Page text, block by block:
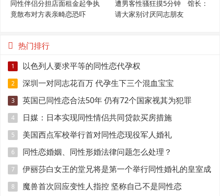
同性伴侣分担店面租金起争执
竟散布对方表亲畸恋恐吓
遭男客性骚狂摸5分钟 馆长：
请大家别讨厌同志朋友
热门排行
1 以色列人要求平等的同性恋代孕权
2 深圳一对同志花百万 代孕生下三个混血宝宝
3 英国已同性恋合法50年 仍有72个国家视其为犯罪
4 日媒：日本实现同性情侣共同贷款买房措施
5 美国西点军校举行首对同性恋现役军人婚礼
6 同性恋婚姻、同性形婚法律问题怎么处理？
7
伊丽莎白女王的堂兄将是第一个举行同性婚礼的皇室成
员
8 魔兽首次回应变性人指控 坚称自己不是同性恋